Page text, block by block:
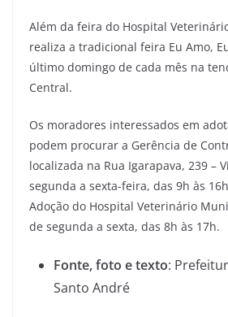
Além da feira do Hospital
realiza a tradicional feira Eu Amo,
último domingo de cada mês na
Central.
Os moradores interessados em
podem procurar a Gerência de
localizada na Rua Igarapava, 239 –
segunda a sexta-feira, das 9h às
Adoção do Hospital Veterinário
de segunda a sexta, das 8h às 17h.
Fonte, foto e texto:
Santo André